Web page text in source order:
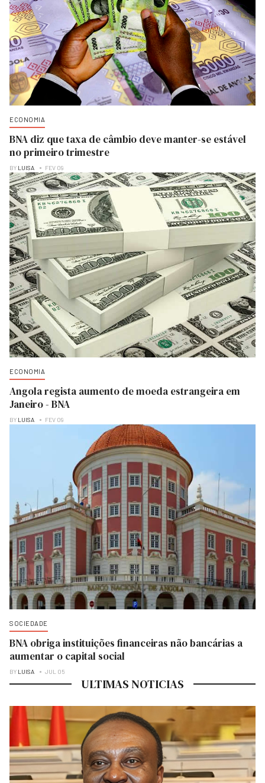
ECONOMIA
BNA diz que taxa de câmbio deve manter-se estável
no primeiro trimestre
BY LUISA FEV 09
ECONOMIA
Angola regista aumento de moeda estrangeira em
Janeiro - BNA
BY LUISA FEV 09
SOCIEDADE
BNA obriga instituições financeiras não bancárias a
aumentar o capital social
BY LUISA JUL 05
ULTIMAS NOTICIAS